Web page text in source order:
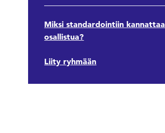
Miksi standardointiin kannattaa
osallistua?
Liity ryhmään